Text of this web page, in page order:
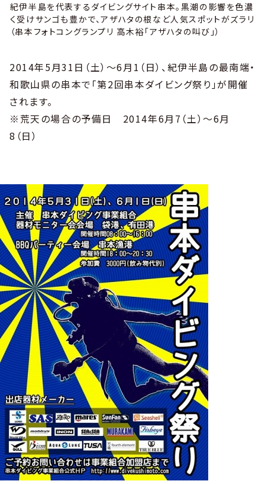
紀伊半島を代表するダイビングサイト串本。黒潮の影響を色濃
く受けサンゴも豊かで、アザハタの根など人気スポットがズラリ
（串本フォトコングランプリ 高木裕「アザハタの叫び」）
2014年5月31日（土）～6月1（日）、紀伊半島の最南端・
和歌山県の串本で「第2回串本ダイビング祭り」が開催
されます。
※荒天の場合の予備日 2014年6月7（土）～6月
8（日）